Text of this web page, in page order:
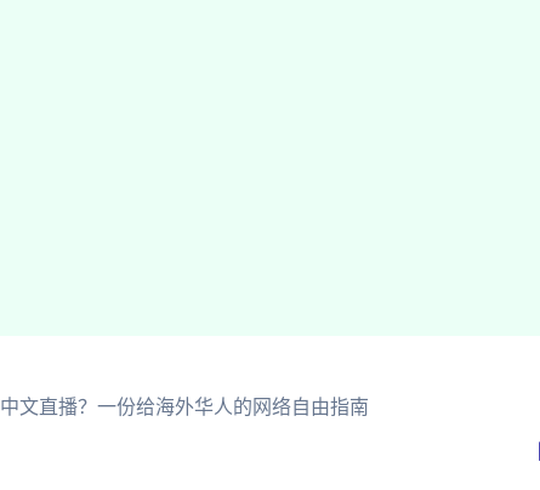
文直播？一份给海外华人的网络自由指南